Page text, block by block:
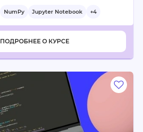
NumPy Jupyter Notebook +4
ПОДРОБНЕЕ О КУРСЕ